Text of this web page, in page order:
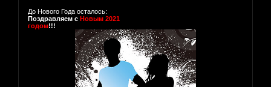
До Нового Года осталось:
Поздравляем с Новым 2021
годом!!!